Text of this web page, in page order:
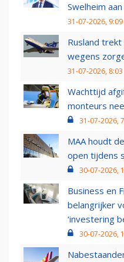
Swelheim
31-07-2026, 9:09
Rusland trekt
wegens
31-07-2026, 8:03
Wachttijd
monteurs
31-07-2026,
MAA houdt
open tijdens
30-07-2026,
Business en
belangrijker
‘investering
30-07-2026,